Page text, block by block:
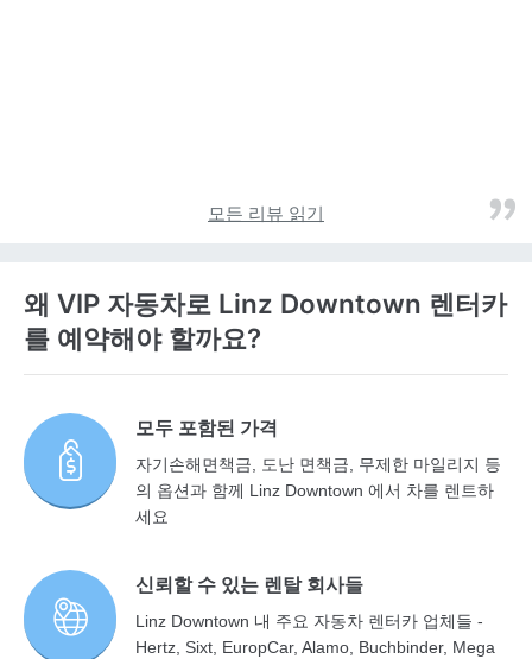
모든 리뷰 읽기
왜 VIP 자동차로 Linz Downtown 렌터카
를 예약해야 할까요?
모두 포함된 가격
자기손해면책금, 도난 면책금, 무제한 마일리지 등
의 옵션과 함께 Linz Downtown 에서 차를 렌트하
세요
신뢰할 수 있는 렌탈 회사들
Linz Downtown 내 주요 자동차 렌터카 업체들 -
Hertz, Sixt, EuropCar, Alamo, Buchbinder, Mega